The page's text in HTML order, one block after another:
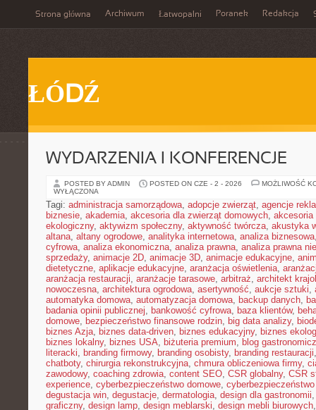
Strona główna Archiwum Łatwopalni Poranek Redakcja
ŁÓDŹ
WYDARZENIA I KONFERENCJE
POSTED BY ADMIN POSTED ON CZE - 2 - 2026
MOŻLIWOŚĆ
WYŁĄCZONA
Tagi: administracja samorządowa, adopcje zwierząt, agencje
biznesie, akademia, akcesoria dla zwierząt domowych, akcesoria
ekologiczny, aktywizm społeczny, aktywność twórcza, akustyka
altana, altany ogrodowe, analityka internetowa, analiza biznesowa
cyfrowa, analiza ekonomiczna, analiza prawna, analiza prawna
sprzedaży, animacje 2D, animacje 3D, animacje edukacyjne,
dietetyczne, aplikacje edukacyjne, aranżacja oświetlenia,
aranżacja restauracji, aranżacje tarasowe, arbitraż, architekt
nowoczesna, architektura ogrodowa, asertywność, aukcje sztuki,
automatyka domowa, automatyzacja domowa, backup danych,
badania opinii publicznej, bankowość cyfrowa, baza klientów,
domowe, bezpieczeństwo finansowe rodzin, big data analizy,
biznes Azja, biznes data-driven, biznes edukacyjny, biznes
biznes lokalny, biznes USA, biżuteria premium, blog
literacki, branding firmowy, branding osobisty, branding restauracji
chatboty, chirurgia rekonstrukcyjna, chmura obliczeniowa firmy,
zawodowy, coaching zdrowia, content SEO, CSR globalny, CSR
experience, cyberbezpieczeństwo domowe,
degustacja win, degustacje, dermatologia, design dla gastronomii
graficzny, design lamp, design meblarski, design mebli biurowych